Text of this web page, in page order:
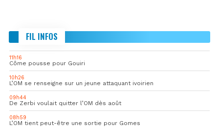
FIL INFOS
11h16
Côme pousse pour Gouiri
10h26
L’OM se renseigne sur un jeune attaquant ivoirien
09h44
De Zerbi voulait quitter l’OM dès août
08h59
L’OM tient peut-être une sortie pour Gomes